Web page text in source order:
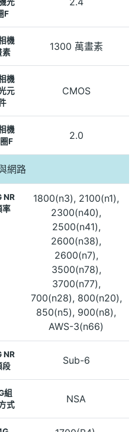
F
機
素
1300 萬畫素
機
元
CMOS
機
F
2.0
網路
NR
率
1800(n3), 2100(n1),
2300(n40),
2500(n41),
2600(n38),
2600(n7),
3500(n78),
3700(n77),
700(n28), 800(n20),
850(n5), 900(n8),
AWS-3(n66)
NR
段
Sub-6
組
式
NSA